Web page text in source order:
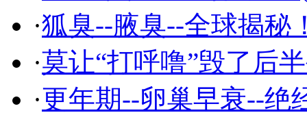
·狐臭--腋臭--全球揭秘
·莫让“打呼噜”毁了后
·更年期--卵巢早衰--绝